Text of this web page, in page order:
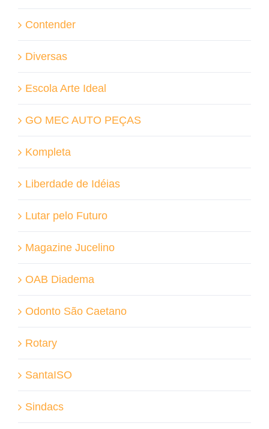
Contender
Diversas
Escola Arte Ideal
GO MEC AUTO PEÇAS
Kompleta
Liberdade de Idéias
Lutar pelo Futuro
Magazine Jucelino
OAB Diadema
Odonto São Caetano
Rotary
SantaISO
Sindacs